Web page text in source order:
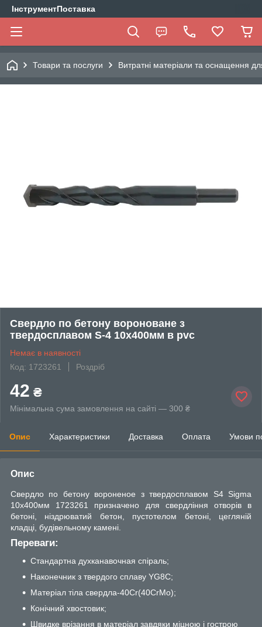
ІнструментПоставка
Товари та послуги Витратні матеріали та оснащення
Свердло по бетону вороноване з
твердосплавом S-4 10х400мм в pvc
Немає в наявності
Код: 1723261
Роздріб
42 ₴
Мінімальна сума замовлення на сайті — 300 ₴
Опис Характеристики Доставка Оплата Умови
Опис
Свердло по бетону вороненое з твердосплавом S4 Sigma
10х400мм 1723261 призначено для свердління отворів в
бетоні, ніздрюватий бетон, пустотелом бетоні, цегляній
кладці, будівельному камені.
Переваги:
Стандартна духканавочная спіраль;
Наконечник з твердого сплаву YG8C;
Матеріал тіла свердла-40Cr(40CrMo);
Конічний хвостовик;
Швидке врізання в матеріал завдяки міцною і гострою